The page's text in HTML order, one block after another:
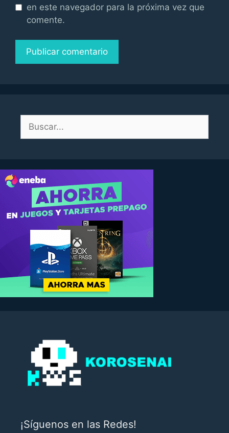
en este navegador para la próxima vez que
comente.
¡Síguenos en las Redes!